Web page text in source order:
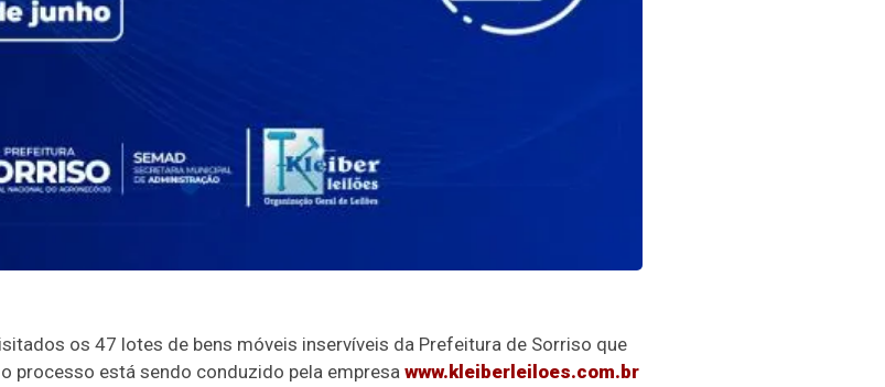
os 47 lotes de bens móveis inservíveis da Prefeitura de Sorriso que
processo está sendo conduzido pela empresa www.kleiberleiloes.com.br